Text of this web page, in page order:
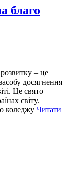
благо
– це
досягнення
Це свято
світу.
коледжу Читати